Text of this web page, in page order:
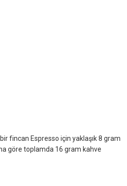
fincan Espresso için yaklaşık 8 gram
göre toplamda 16 gram kahve